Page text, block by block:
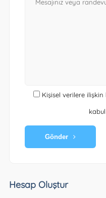
Kişisel verilere
Gönder
Hesap Oluştur